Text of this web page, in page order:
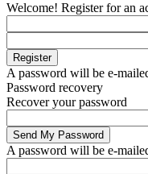
Welcome! Register for an
A password will be e-
Password recovery
Recover your password
A password will be e-